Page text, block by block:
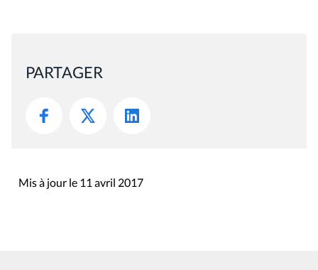
PARTAGER
Mis à jour le 11 avril 2017